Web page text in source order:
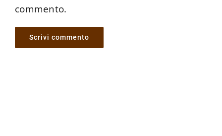
commento.